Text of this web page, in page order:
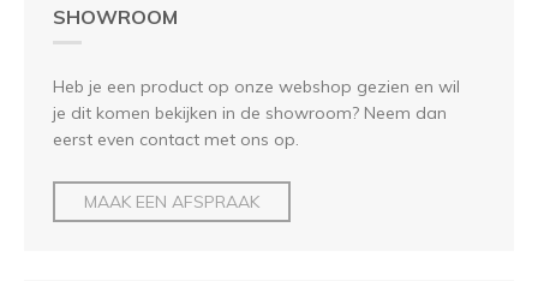
SHOWROOM
Heb je een product op onze webshop gezien en wil
je dit komen bekijken in de showroom? Neem dan
eerst even contact met ons op.
MAAK EEN AFSPRAAK